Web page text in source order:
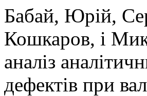
Бабай, Юрій,
Кошкаров, і
аналіз
дефектів при